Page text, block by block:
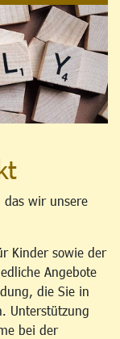
das wir unsere
Kinder sowie der
Angebote
die Sie in
Unterstützung
bei der